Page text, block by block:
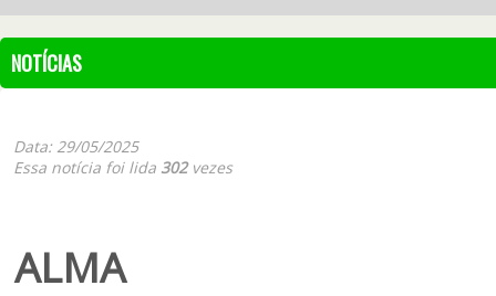
NOTÍCIAS
Data: 29/05/2025
Essa notícia foi lida 302vezes
ALMA